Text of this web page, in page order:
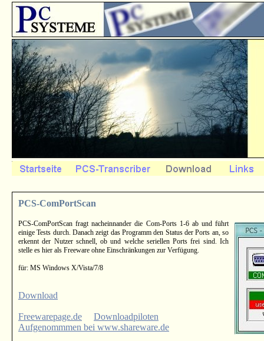
PCS-ComPortScan
PCS-ComPortScan fragt nacheinnander die Com-Ports 1-6 ab und führt
einige Tests durch. Danach zeigt das Programm den Status der Ports an, so
erkennt der Nutzer schnell, ob und welche seriellen Ports frei sind. Ich
stelle es hier als Freeware ohne Einschränkungen zur Verfügung.
für: MS Windows X/Vista/7/8
Download
Freewarepage.de
Downloadpiloten
Aufgenommmen bei www.shareware.de